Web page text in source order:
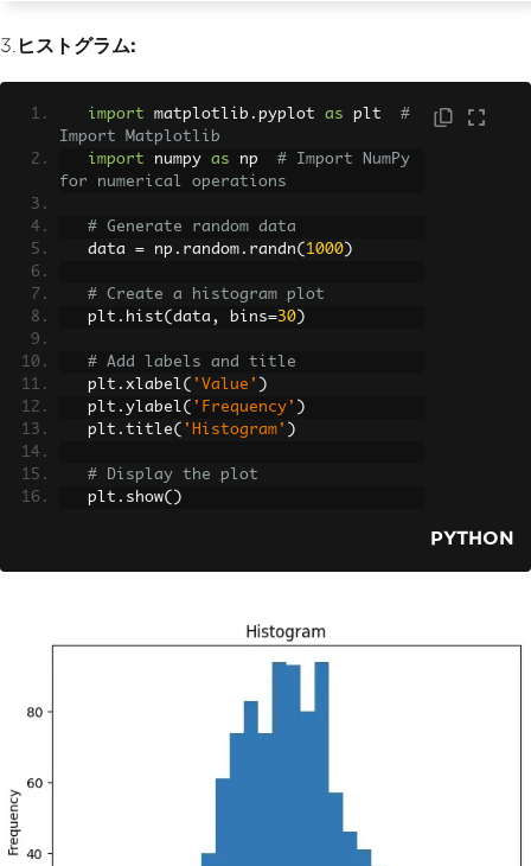
3. ヒストグラム:
import matplotlib . pyplot as plt #
Import Matplotlib
import numpy as np # Import NumPy
for numerical operations
# Generate random data
   data
= np . random . randn( 1000 )
# Create a histogram plot
   plt
. hist( data , bins=30 )
# Add labels and title
   plt
. xlabel( 'Value' )
   plt
. ylabel( 'Frequency' )
   plt
. title( 'Histogram' )
# Display the plot
   plt
. show()
PYTHON